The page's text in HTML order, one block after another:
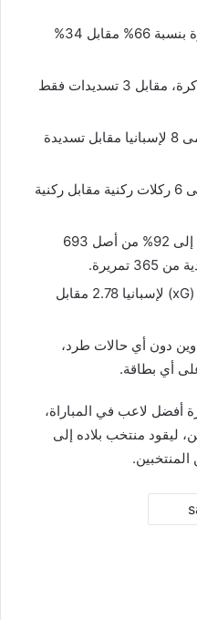
استحوذت إسبانيا على الكرة بنسبة 66% مقابل 34%
سدد المنتخب الإسباني 21 كرة، مقابل 3 تسديدات فقط
بلغت التسديدات على المرمى 8 لإسبانيا مقابل تسديدة
حصل المنتخب الإسباني على 6 ركلات ركنية مقابل ركنية
وصلت دقة تمريرات إسبانيا إلى 92% من أصل 693
بلغ معدل الأهداف المتوقعة (xG) لإسبانيا 2.78 مقابل
دون أي حالات طرد،
أي بطاقة.
أفضل لاعب في المباراة،
ليقود منتخب بلاده إلى
المنتخبين.